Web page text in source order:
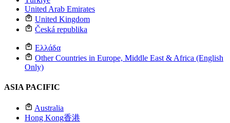
United Arab Emirates
United Kingdom
Česká republika
Ελλάδα
Other Countries in Europe, Middle East & Africa (English
Only)
ASIA PACIFIC
Australia
Hong Kong香港